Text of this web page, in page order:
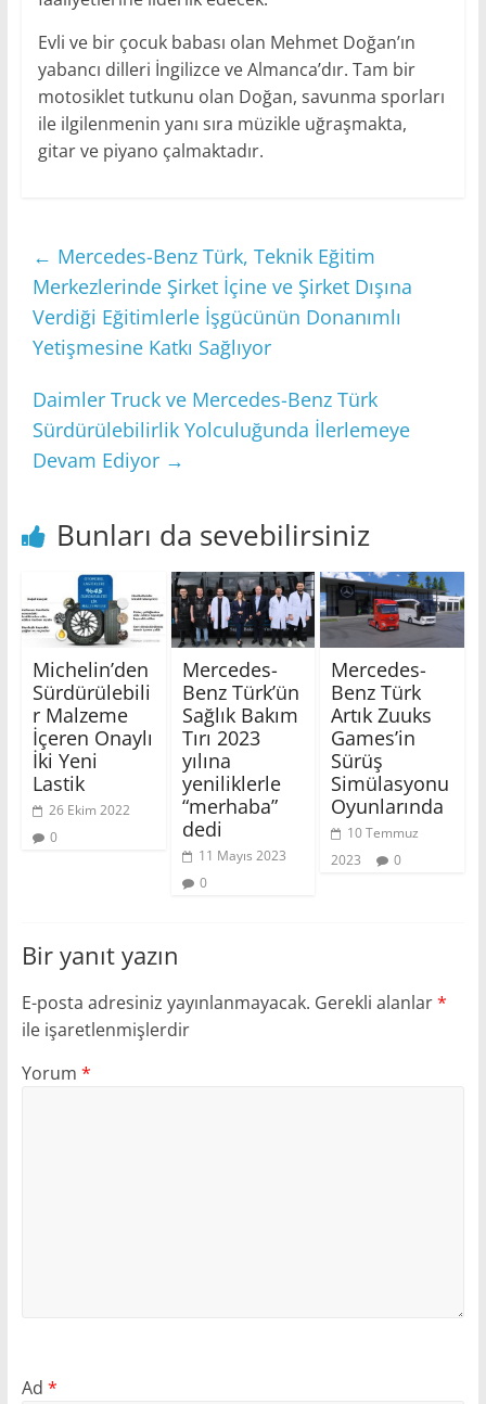
Evli ve bir çocuk babası olan Mehmet Doğan’ın
yabancı dilleri İngilizce ve Almanca’dır. Tam bir
motosiklet tutkunu olan Doğan, savunma sporları
ile ilgilenmenin yanı sıra müzikle uğraşmakta,
gitar ve piyano çalmaktadır.
← Mercedes-Benz Türk, Teknik Eğitim
Merkezlerinde Şirket İçine ve Şirket Dışına
Verdiği Eğitimlerle İşgücünün Donanımlı
Yetişmesine Katkı Sağlıyor
Daimler Truck ve Mercedes-Benz Türk
Sürdürülebilirlik Yolculuğunda İlerlemeye
Devam Ediyor →
Bunları da sevebilirsiniz
Michelin’den
Sürdürülebili
r Malzeme
İçeren Onaylı
İki Yeni
Lastik
26 Ekim 2022
0
Mercedes-
Benz Türk’ün
Sağlık Bakım
Tırı 2023
yılına
yeniliklerle
“merhaba”
dedi
11 Mayıs 2023
0
Mercedes-
Benz Türk
Artık Zuuks
Games’in
Sürüş
Simülasyonu
Oyunlarında
10 Temmuz
2023
0
Bir yanıt yazın
E-posta adresiniz yayınlanmayacak. Gerekli alanlar*
ile işaretlenmişlerdir
Yorum *
Ad *